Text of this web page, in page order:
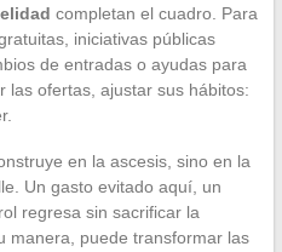
completan el cuadro. Para
iniciativas públicas
de entradas o ayudas para
las ofertas, ajustar sus hábitos:
en la ascesis, sino en la
Un gasto evitado aquí, un
regresa sin sacrificar la
manera, puede transformar las